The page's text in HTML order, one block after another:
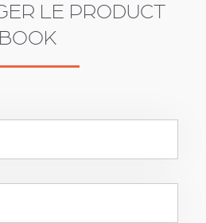
LE PRODUCT
BOOK